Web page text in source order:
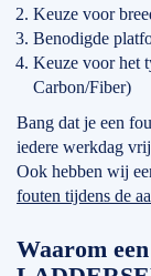
Keuze voor
Benodigde
Keuze voor het
Carbon/Fiber)
Bang dat je een
iedere werkdag
Ook hebben wij
fouten tijdens de
Waarom